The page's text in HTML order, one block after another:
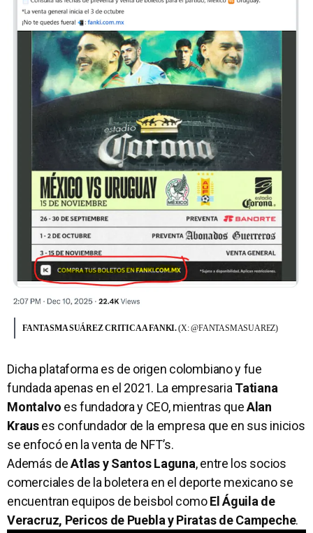
FANTASMA SUÁREZ CRITICA A FANKI.(X: @FANTASMASUAREZ)
Dicha plataforma es de origen colombiano y fue
fundada apenas en el 2021. La empresaria Tatiana
Montalvo es fundadora y CEO, mientras queAlan
Krauses confundador de la empresa que en sus inicios
se enfocó en la venta de NFT’s.
Además deAtlas y Santos Laguna, entre los socios
comerciales de la boletera en el deporte mexicano se
encuentran equipos de beisbol comoEl Águila de
Veracruz, Pericos de Puebla y Piratas de Campeche.